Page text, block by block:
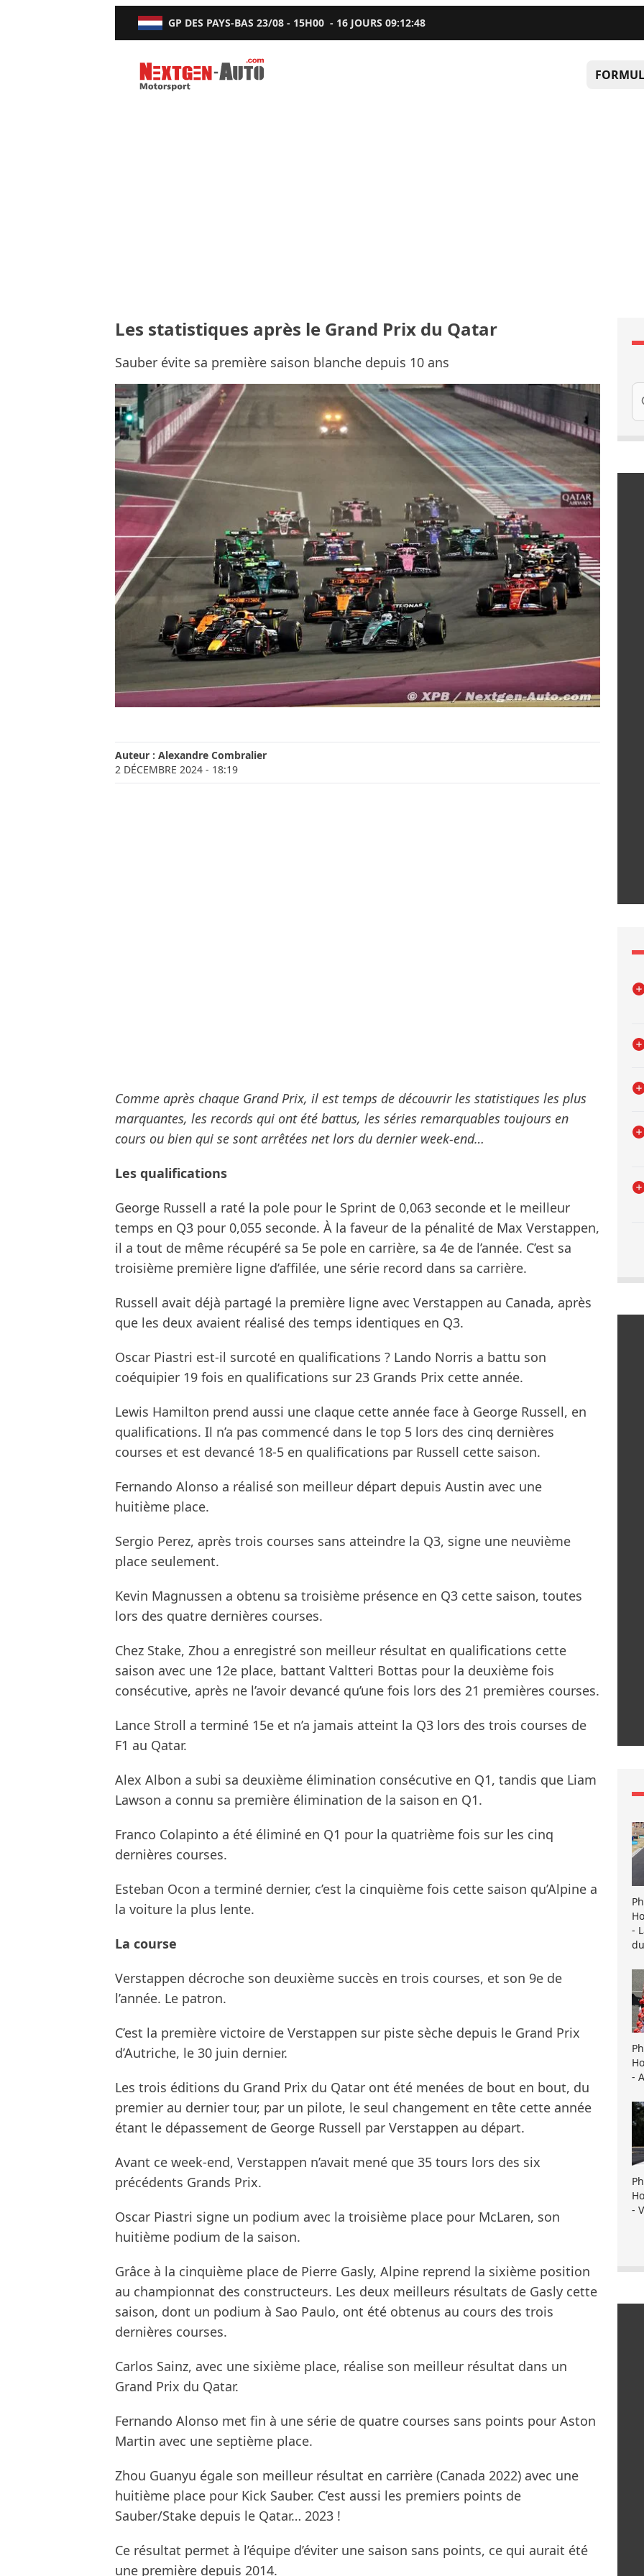
GP DES PAYS-BAS 23/08 - 15H00 - 16 JOURS09:12:47
Nextgen-Auto.com
Les statistiques après le Grand Prix du Qatar
Sauber évite sa première saison blanche depuis 10 ans
Auteur : Alexandre Combralier
2 DÉCEMBRE 2024 - 18:19
Comme après chaque Grand Prix, il est temps de découvrir les statistiques les plus
marquantes, les records qui ont été battus, les séries remarquables toujours en
cours ou bien qui se sont arrêtées net lors du dernier week-end…
Les qualifications
George Russell a raté la pole pour le Sprint de 0,063 seconde et le meilleur
temps en Q3 pour 0,055 seconde. À la faveur de la pénalité de Max Verstappen,
il a tout de même récupéré sa 5e pole en carrière, sa 4e de l’année. C’est sa
troisième première ligne d’affilée, une série record dans sa carrière.
Russell avait déjà partagé la première ligne avec Verstappen au Canada, après
que les deux avaient réalisé des temps identiques en Q3.
Oscar Piastri est-il surcoté en qualifications ? Lando Norris a battu son
coéquipier 19 fois en qualifications sur 23 Grands Prix cette année.
Lewis Hamilton prend aussi une claque cette année face à George Russell, en
qualifications. Il n’a pas commencé dans le top 5 lors des cinq dernières
courses et est devancé 18-5 en qualifications par Russell cette saison.
Fernando Alonso a réalisé son meilleur départ depuis Austin avec une
huitième place.
Sergio Perez, après trois courses sans atteindre la Q3, signe une neuvième
place seulement.
Kevin Magnussen a obtenu sa troisième présence en Q3 cette saison, toutes
lors des quatre dernières courses.
Chez Stake, Zhou a enregistré son meilleur résultat en qualifications cette
saison avec une 12e place, battant Valtteri Bottas pour la deuxième fois
consécutive, après ne l’avoir devancé qu’une fois lors des 21 premières courses.
Lance Stroll a terminé 15e et n’a jamais atteint la Q3 lors des trois courses de
F1 au Qatar.
Alex Albon a subi sa deuxième élimination consécutive en Q1, tandis que Liam
Lawson a connu sa première élimination de la saison en Q1.
Franco Colapinto a été éliminé en Q1 pour la quatrième fois sur les cinq
dernières courses.
Esteban Ocon a terminé dernier, c’est la cinquième fois cette saison qu’Alpine a
la voiture la plus lente.
La course
Verstappen décroche son deuxième succès en trois courses, et son 9e de
l’année. Le patron.
C’est la première victoire de Verstappen sur piste sèche depuis le Grand Prix
d’Autriche, le 30 juin dernier.
Les trois éditions du Grand Prix du Qatar ont été menées de bout en bout, du
premier au dernier tour, par un pilote, le seul changement en tête cette année
étant le dépassement de George Russell par Verstappen au départ.
Avant ce week-end, Verstappen n’avait mené que 35 tours lors des six
précédents Grands Prix.
Oscar Piastri signe un podium avec la troisième place pour McLaren, son
huitième podium de la saison.
Grâce à la cinquième place de Pierre Gasly, Alpine reprend la sixième position
au championnat des constructeurs. Les deux meilleurs résultats de Gasly cette
saison, dont un podium à Sao Paulo, ont été obtenus au cours des trois
dernières courses.
Carlos Sainz, avec une sixième place, réalise son meilleur résultat dans un
Grand Prix du Qatar.
Fernando Alonso met fin à une série de quatre courses sans points pour Aston
Martin avec une septième place.
Zhou Guanyu égale son meilleur résultat en carrière (Canada 2022) avec une
huitième place pour Kick Sauber. C’est aussi les premiers points de
Sauber/Stake depuis le Qatar… 2023 !
Ce résultat permet à l’équipe d’éviter une saison sans points, ce qui aurait été
une première depuis 2014.
-
-
-